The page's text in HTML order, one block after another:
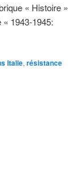
« Histoire »
1943-1945:
Italie, résistance